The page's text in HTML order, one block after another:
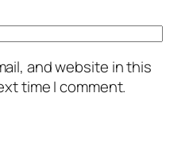
and website in this
time I comment.